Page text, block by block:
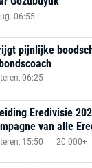
06:55
pijnlijke
06:25
Eredivisie
van alle
15:50 20.000+